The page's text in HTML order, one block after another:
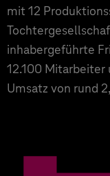
mit 12
inhabergeführte
12.100 Mitarbeiter
Umsatz von rund